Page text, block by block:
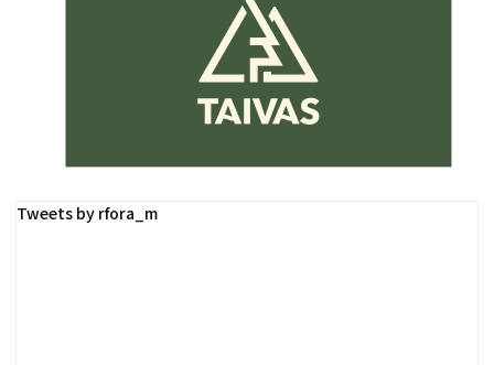
Tweets by rfora_m